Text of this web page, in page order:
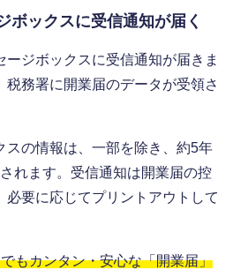
ボックスに受信通知が届く
ージボックスに受信通知が届きま
務署に開業届のデータが受領さ
スの情報は、一部を除き、約5年
れます。受信通知は開業届の控
必要に応じてプリントアウトして
もカンタン・安心な「開業届」